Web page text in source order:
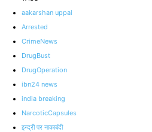
aakarshan uppal
Arrested
CrimeNews
DrugBust
DrugOperation
ibn24 news
india breaking
NarcoticCapsules
इन्द्री पर नाकाबंदी